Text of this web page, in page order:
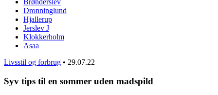
Dronninglund
Hjallerup
Jerslev J
Klokkerholm
Asaa
Livsstil og forbrug • 29.07.22
Syv tips til en sommer uden madspild